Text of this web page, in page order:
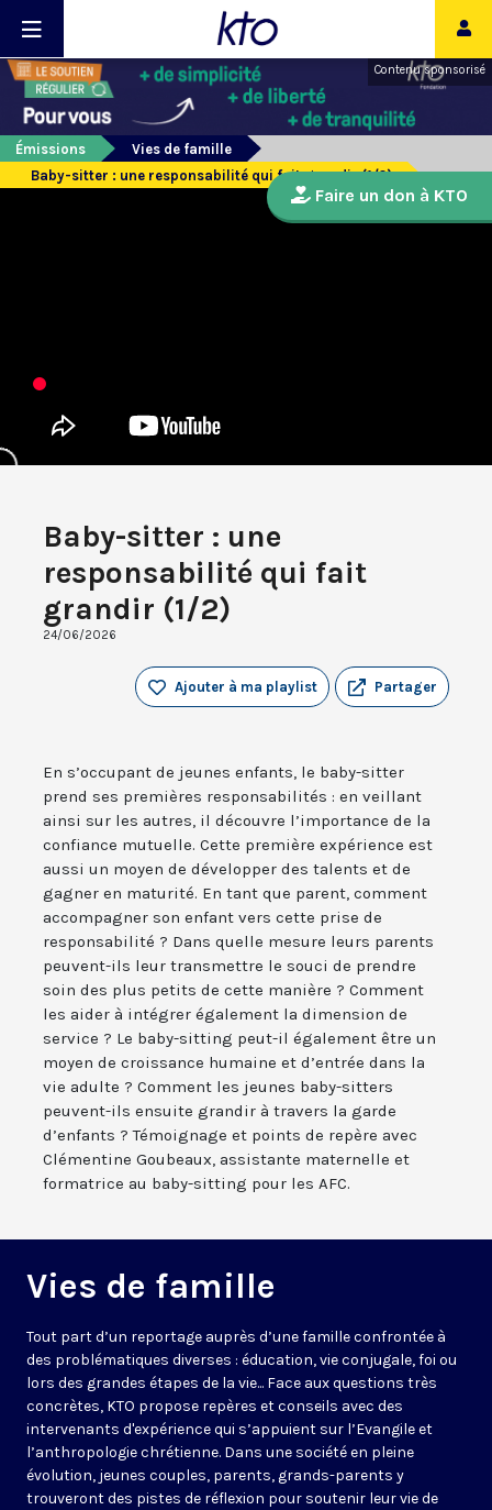
Contenu sponsorisé
Émissions
Vies de famille
Baby-sitter : une responsabilité qui fait grandir (1/2)
Baby-sitter : une
responsabilité qui fait
grandir (1/2)
24/06/2026
Partager
Ajouter à ma playlist
En s’occupant de jeunes enfants, le baby-sitter
prend ses premières responsabilités : en veillant
ainsi sur les autres, il découvre l’importance de la
confiance mutuelle. Cette première expérience est
aussi un moyen de développer des talents et de
gagner en maturité. En tant que parent, comment
accompagner son enfant vers cette prise de
responsabilité ? Dans quelle mesure leurs parents
peuvent-ils leur transmettre le souci de prendre
soin des plus petits de cette manière ? Comment
les aider à intégrer également la dimension de
service ? Le baby-sitting peut-il également être un
moyen de croissance humaine et d’entrée dans la
vie adulte ? Comment les jeunes baby-sitters
peuvent-ils ensuite grandir à travers la garde
d’enfants ? Témoignage et points de repère avec
Clémentine Goubeaux, assistante maternelle et
formatrice au baby-sitting pour les AFC.
Vies de famille
Tout part d’un reportage auprès d’une famille confrontée à
des problématiques diverses : éducation, vie conjugale, foi ou
lors des grandes étapes de la vie... Face aux questions très
concrètes, KTO propose repères et conseils avec des
intervenants d'expérience qui s’appuient sur l’Evangile et
l’anthropologie chrétienne. Dans une société en pleine
évolution, jeunes couples, parents, grands-parents y
trouveront des pistes de réflexion pour soutenir leur vie de
Faire un don à KTO